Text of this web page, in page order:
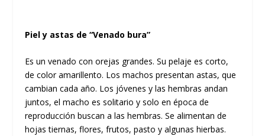
Piel y astas de “Venado bura”
Es un venado con orejas grandes. Su pelaje es corto,
de color amarillento. Los machos presentan astas, que
cambian cada año. Los jóvenes y las hembras andan
juntos, el macho es solitario y solo en época de
reproducción buscan a las hembras. Se alimentan de
hojas tiernas, flores, frutos, pasto y algunas hierbas.